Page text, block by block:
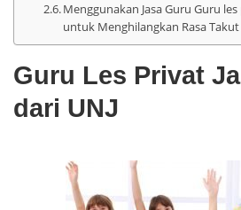
Menggunakan Jasa Guru Guru
untuk Menghilangkan Rasa Takut
Guru Les Privat
dari UNJ